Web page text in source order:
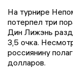
На турнире
потерпел три
Дин Лижэнь
3,5 очка.
россиянину
долларов.